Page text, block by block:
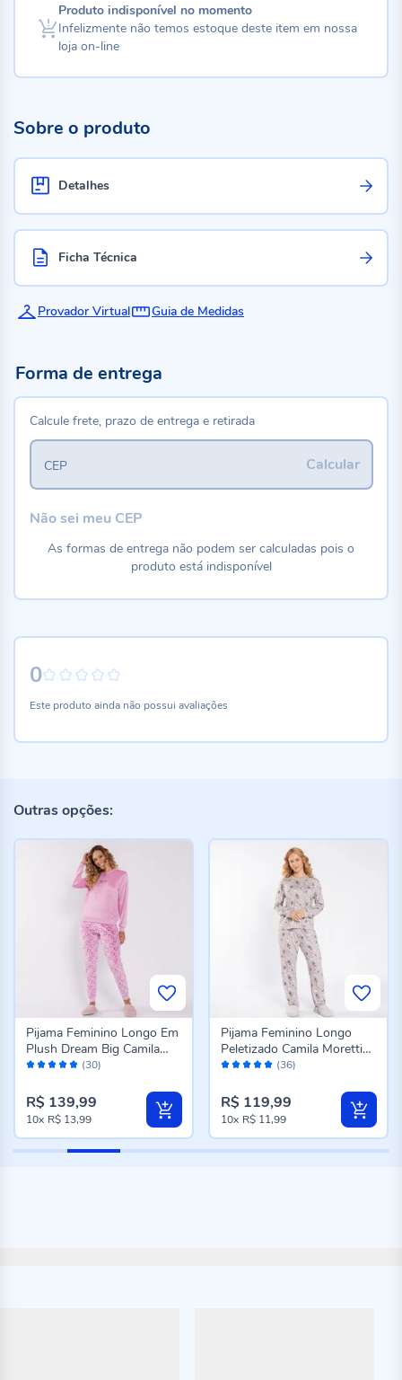
Produto indisponível no momento
Infelizmente não temos estoque deste item em nossa
loja on-line
Sobre o produto
Detalhes
Ficha Técnica
Provador Virtual Guia de Medidas
0
Este produto ainda não possui avaliações
Forma de entrega
Calcule frete, prazo de entrega e retirada
Calcular
CEP
Não sei meu CEP
As formas de entrega não podem ser calculadas pois o
produto está indisponível
Outras opções:
Avaliação: (30)
Pijama Feminino Longo Em
Plush Dream Big Camila
Moretti Rose
R$ 139,99
10x R$ 13,99
Avaliação: (36)
Pijama Feminino Longo
Peletizado Camila Moretti
Cinza Fosco
R$ 119,99
10x R$ 11,99